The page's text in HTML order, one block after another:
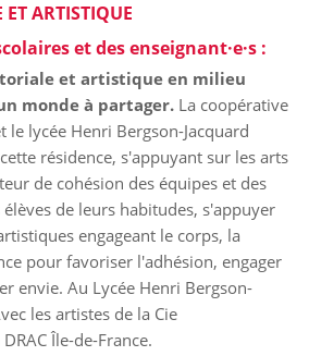
ARTISTIQUE
et des enseignant·e·s :
et artistique en milieu
monde à partager. La coopérative
le lycée Henri Bergson-Jacquard
résidence, s'appuyant sur les arts
de cohésion des équipes et des
de leurs habitudes, s'appuyer
engageant le corps, la
pour favoriser l'adhésion, engager
envie. Au Lycée Henri Bergson-
les artistes de la Cie
Île-de-France.